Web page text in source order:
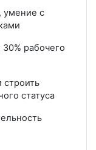
умение с
рабочего
строить
статуса